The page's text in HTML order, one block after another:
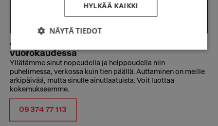
Apua koko Suomessa, 24 tuntia
vuorokaudessa
Yllätämme sinut nopeudella ja helppoudella niin
puhelimessa, verkossa kuin tien päällä. Auttaminen on meille
arkipäivää, mutta sinulle ainutlaatuista. Voit luottaa
kokemukseemme.
09 374 77 113
HYLKÄÄ KAIKKI
NÄYTÄ TIEDOT